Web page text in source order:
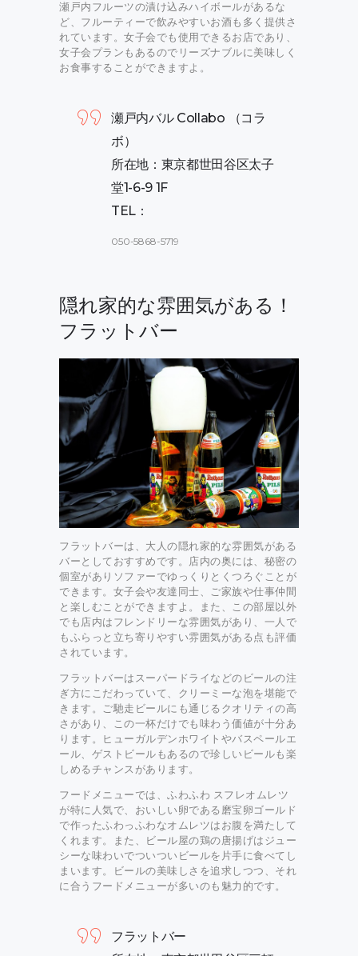
瀬戸内フルーツの漬け込みハイボールがあるな
ど、フルーティーで飲みやすいお酒も多く提供さ
れています。女子会でも使用できるお店であり、
女子会プランもあるのでリーズナブルに美味しく
お食事することができますよ。
瀬戸内バル Collabo （コラ
ボ）
所在地：東京都世田谷区太子
堂1-6-9 1F
TEL：
050-5868-5719
隠れ家的な雰囲気がある！
フラットバー
フラットバーは、大人の隠れ家的な雰囲気がある
バーとしておすすめです。店内の奥には、秘密の
個室がありソファーでゆっくりとくつろぐことが
できます。女子会や友達同士、ご家族や仕事仲間
と楽しむことができますよ。また、この部屋以外
でも店内はフレンドリーな雰囲気があり、一人で
もふらっと立ち寄りやすい雰囲気がある点も評価
されています。
フラットバーはスーパードライなどのビールの注
ぎ方にこだわっていて、クリーミーな泡を堪能で
きます。ご馳走ビールにも通じるクオリティの高
さがあり、この一杯だけでも味わう価値が十分あ
ります。ヒューガルデンホワイトやバスペールエ
ール、ゲストビールもあるので珍しいビールも楽
しめるチャンスがあります。
フードメニューでは、ふわふわ スフレオムレツ
が特に人気で、おいしい卵である磨宝卵ゴールド
で作ったふわっふわなオムレツはお腹を満たして
くれます。また、ビール屋の鶏の唐揚げはジュー
シーな味わいでついついビールを片手に食べてし
まいます。ビールの美味しさを追求しつつ、それ
に合うフードメニューが多いのも魅力的です。
フラットバー